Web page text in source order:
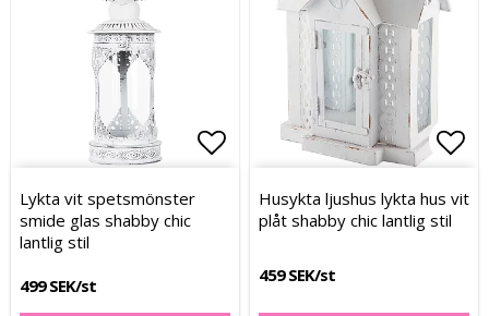
Lägg till i favoritlistan
Lägg till i favoritlistan
Lykta vit spetsmönster
smide glas shabby chic
lantlig stil
499 SEK/st
Husykta ljushus lykta hus vit
plåt shabby chic lantlig stil
459 SEK/st